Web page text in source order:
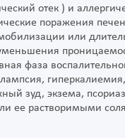
отек ) и
поражения
или
фаза
зуд, экзема,
ее растворимыми